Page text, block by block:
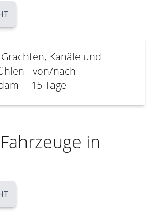
Kanäle und
- von/nach
- 15 Tage
in